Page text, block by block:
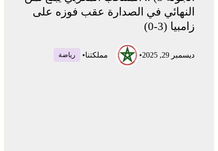
النهائي في الصدارة عقب فوزه على
زامبيا (3-0)
ديسمبر 29, 2025 • مملكتنا• رياضة